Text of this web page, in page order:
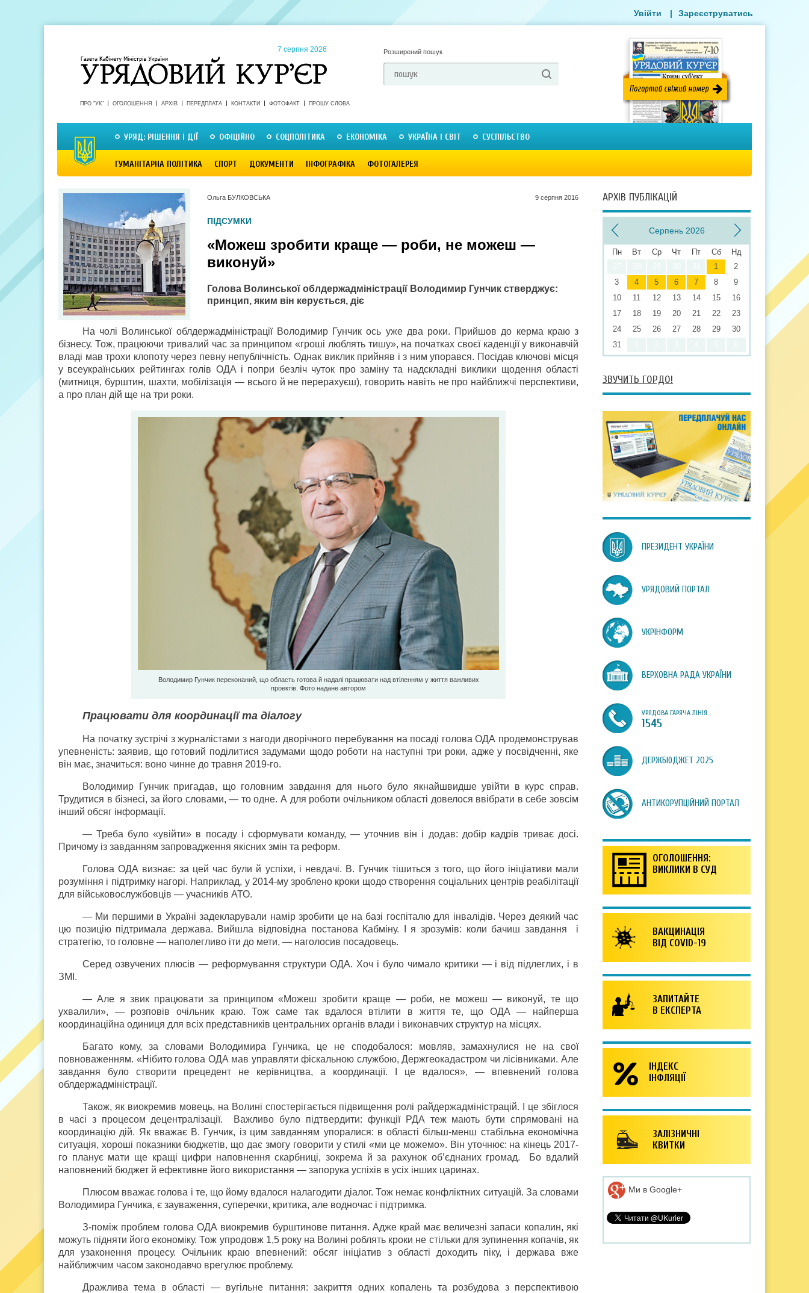
7 серпня 2026 Розширений пошук
ПРО "УК" ОГОЛОШЕННЯ АРХІВ ПЕРЕДПЛАТА КОНТАКТИ ФОТОФАКТ ПРОШУ СЛОВА
УРЯД: РІШЕННЯ І ДІЇ ОФІЦІЙНО СОЦПОЛІТИКА ЕКОНОМІКА УКРАЇНА І СВІТ СУСПІЛЬСТВО
ГУМАНІТАРНА ПОЛІТИКА СПОРТ ДОКУМЕНТИ ІНФОГРАФІКА ФОТОГАЛЕРЕЯ
Увійти | Зареєструватись
Ольга БУЛКОВСЬКА 9 серпня 2016
ПІДСУМКИ
«Можеш зробити краще — роби, не можеш —
виконуй»
Голова Волинської облдержадміністрації Володимир Гунчик стверджує:
принцип, яким він керується, діє
На чолі Волинської облдержадміністрації Володимир Гунчик ось уже два роки. Прийшов до керма краю з
бізнесу. Тож, працюючи тривалий час за принципом «гроші люблять тишу», на початках своєї каденції у виконавчій
владі мав трохи клопоту через певну непублічність. Однак виклик прийняв і з ним упорався. Посідав ключові місця
у всеукраїнських рейтингах голів ОДА і попри безліч чуток про заміну та надскладні виклики щодення області
(митниця, бурштин, шахти, мобілізація — всього й не перерахуєш), говорить навіть не про найближчі перспективи,
а про план дій ще на три роки.
Володимир Гунчик переконаний, що область готова й надалі працювати над втіленням у життя важливих
проектів. Фото надане автором
Працювати для координації та діалогу
На початку зустрічі з журналістами з нагоди дворічного перебування на посаді голова ОДА продемонстрував
упевненість: заявив, що готовий поділитися задумами щодо роботи на наступні три роки, адже у посвідченні, яке
він має, значиться: воно чинне до травня 2019-го.
Володимир Гунчик пригадав, що головним завдання для нього було якнайшвидше увійти в курс справ.
Трудитися в бізнесі, за його словами, — то одне. А для роботи очільником області довелося ввібрати в себе зовсім
інший обсяг інформації.
— Треба було «увійти» в посаду і сформувати команду, — уточнив він і додав: добір кадрів триває досі.
Причому із завданням запровадження якісних змін та реформ.
Голова ОДА визнає: за цей час були й успіхи, і невдачі. В. Гунчик тішиться з того, що його ініціативи мали
розуміння і підтримку нагорі. Наприклад, у 2014-му зроблено кроки щодо створення соціальних центрів реабілітації
для військовослужбовців — учасників АТО.
— Ми першими в Україні задекларували намір зробити це на базі госпіталю для інвалідів. Через деякий час
цю позицію підтримала держава. Вийшла відповідна постанова Кабміну. І я зрозумів: коли бачиш завдання і
стратегію, то головне — наполегливо іти до мети, — наголосив посадовець.
Серед озвучених плюсів — реформування структури ОДА. Хоч і було чимало критики — і від підлеглих, і в
ЗМІ.
— Але я звик працювати за принципом «Можеш зробити краще — роби, не можеш — виконуй, те що
ухвалили», — розповів очільник краю. Тож саме так вдалося втілити в життя те, що ОДА — найперша
координаційна одиниця для всіх представників центральних органів влади і виконавчих структур на місцях.
Багато кому, за словами Володимира Гунчика, це не сподобалося: мовляв, замахнулися не на свої
повноваженням. «Нібито голова ОДА мав управляти фіскальною службою, Держгеокадастром чи лісівниками. Але
завдання було створити прецедент не керівництва, а координації. І це вдалося», — впевнений голова
облдержадміністрації.
Також, як виокремив мовець, на Волині спостерігається підвищення ролі райдержадміністрацій. І це збіглося
в часі з процесом децентралізації. Важливо було підтвердити: функції РДА теж мають бути спрямовані на
координацію дій. Як вважає В. Гунчик, із цим завданням упоралися: в області більш-менш стабільна економічна
ситуація, хороші показники бюджетів, що дає змогу говорити у стилі «ми це можемо». Він уточнює: на кінець 2017-
го планує мати ще кращі цифри наповнення скарбниці, зокрема й за рахунок об’єднаних громад. Бо вдалий
наповнений бюджет й ефективне його використання — запорука успіхів в усіх інших царинах.
Плюсом вважає голова і те, що йому вдалося налагодити діалог. Тож немає конфліктних ситуацій. За словами
Володимира Гунчика, є зауваження, суперечки, критика, але водночас і підтримка.
З-поміж проблем голова ОДА виокремив бурштинове питання. Адже край має величезні запаси копалин, які
можуть підняти його економіку. Тож упродовж 1,5 року на Волині роблять кроки не стільки для зупинення копачів, як
для узаконення процесу. Очільник краю впевнений: обсяг ініціатив з області доходить піку, і держава вже
найближчим часом законодавчо врегулює проблему.
Дражлива тема в області — вугільне питання: закриття одних копалень та розбудова з перспективою
АРХІВ ПУБЛІКАЦІЙ
Серпень 2026
Пн Вт Ср Чт Пт Сб
Нд
1
2
3
4 5 6 7 8
9
10
11 12 13 14 15
16
17
18 19 20 21 22
23
24
25 26 27 28 29
30
31
ЗВУЧИТЬ ГОРДО!
ПРЕЗИДЕНТ УКРАЇНИ
УРЯДОВИЙ ПОРТАЛ
УКРІНФОРМ
ВЕРХОВНА РАДА УКРАЇНИ
УРЯДОВА ГАРЯЧА ЛІНІЯ
1545
ДЕРЖБЮДЖЕТ 2025
АНТИКОРУПЦІЙНИЙ ПОРТАЛ
ОГОЛОШЕННЯ:
ВИКЛИКИ В СУД
ВАКЦИНАЦІЯ
ВІД COVID-19
ЗАПИТАЙТЕ
В ЕКСПЕРТА
ІНДЕКС
ІНФЛЯЦІЇ
ЗАЛІЗНИЧНІ
КВИТКИ
Ми в Google+